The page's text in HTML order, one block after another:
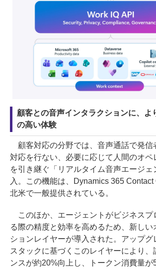
顧客との音声インタラクションに、よ
の高い体験
顧客対応の分野では、音声通話で発信
対応を行ない、必要に応じて人間のオペ
を引き継ぐ「リアルタイム音声エージェ
入。この機能は、Dynamics 365 Contact
北米で一般提供されている。
このほか、エージェントがビジネスプ
る際の精度と効率を高めるため、新しい
ションレイヤーが導入された。アップグ
スタックに基づくこのレイヤーにより、
ンスが約20%向上し、トークン消費量が